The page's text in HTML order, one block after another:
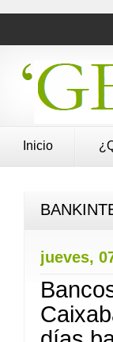
Inicio
jueves,